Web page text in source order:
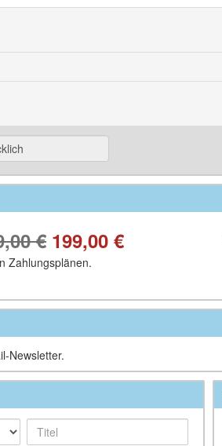
€ 199,00 €
Zahlungsplänen.
Newsletter.